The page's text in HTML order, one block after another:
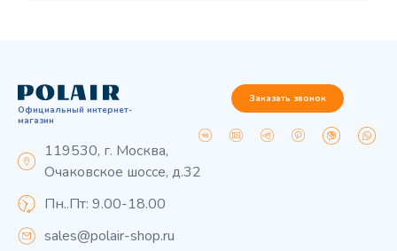
Официальный интернет-
магазин
119530, г. Москва,
Очаковское шоссе, д.32
Пн..Пт: 9.00-18.00
sales@polair-shop.ru
Заказать звонок